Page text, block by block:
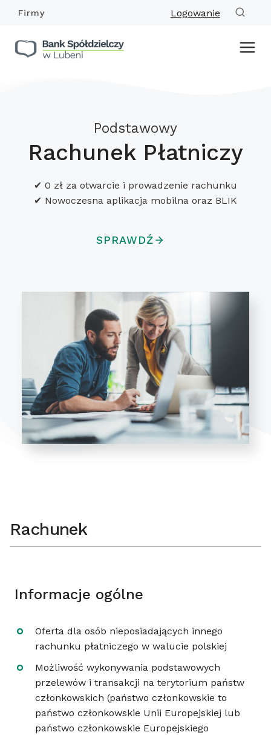
Przejdź
treści
Firmy Logowanie
Podstawowy
Rachunek Płatniczy
✔ 0 zł za otwarcie i prowadzenie rachunku
✔ Nowoczesna aplikacja mobilna oraz BLIK
SPRAWDŹ
Rachunek
Informacje ogólne
Oferta dla osób nieposiadających innego
rachunku płatniczego w walucie polskiej
Możliwość wykonywania podstawowych
przelewów i transakcji na terytorium państw
członkowskich (państwo członkowskie to
państwo członkowskie Unii Europejskiej lub
państwo członkowskie Europejskiego